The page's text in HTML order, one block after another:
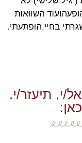
השוואות
בחיי.הופתעתי.
י, תיעזר/י.